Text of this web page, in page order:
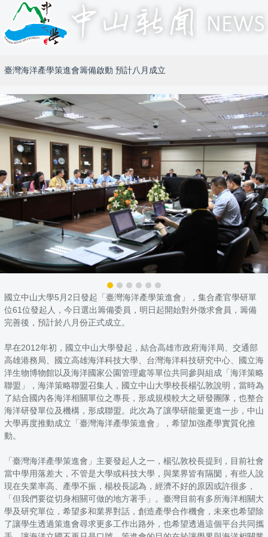
臺灣海洋產學策進會籌備啟動 預計八月成立
國立中山大學5月2日發起「臺灣海洋產學策進會」，集合產官學研單
位61位發起人，今日選出籌備委員，明日起開始對外徵求會員，籌備
完善後，預計於八月份正式成立。
早在2012年初，國立中山大學發起，結合高雄市政府海洋局、交通部
高雄港務局、國立高雄海洋科技大學、台灣海洋科技研究中心、國立海
洋生物博物館以及海洋國家公園管理處等單位共同參與組成「海洋策略
聯盟」，海洋策略聯盟召集人，國立中山大學校長楊弘敦說明，當時為
了結合國內各海洋相關單位之專長，形成規模較大之研發團隊，也整合
海洋研發單位及機構，形成聯盟。此次為了讓學研能量更進一步，中山
大學再度推動成立「臺灣海洋產學策進會」，希望加強產學實質化推
動。
「臺灣海洋產學策進會」主要發起人之一，楊弘敦校長提到，目前社會
當中學用落差大，不管是大學或科技大學，與業界皆有隔閡，有些人說
現在失業率高、產學不振，楊校長認為，經濟不好的原因或許很多，
「但我們要從切身相關可做的地方著手」。臺灣目前有多所海洋相關大
學及研究單位，希望多和業界對話，創造產學合作機會，未來也希望除
了讓學生透過策進會尋求更多工作出路外，也希望透過這個平台共同攜